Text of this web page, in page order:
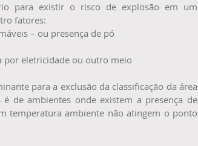
para existir o risco de explosão em um
fatores:
– ou presença de pó
por eletricidade ou outro meio
para a exclusão da classificação da área
de ambientes onde existem a presença de
temperatura ambiente não atingem o ponto